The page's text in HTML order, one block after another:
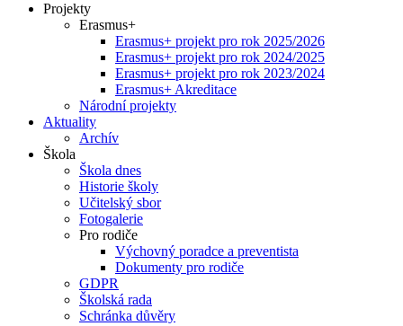
Projekty
Erasmus+
Erasmus+ projekt pro rok 2025/2026
Erasmus+ projekt pro rok 2024/2025
Erasmus+ projekt pro rok 2023/2024
Erasmus+ Akreditace
Národní projekty
Aktuality
Archív
Škola
Škola dnes
Historie školy
Učitelský sbor
Fotogalerie
Pro rodiče
Výchovný poradce a preventista
Dokumenty pro rodiče
GDPR
Školská rada
Schránka důvěry